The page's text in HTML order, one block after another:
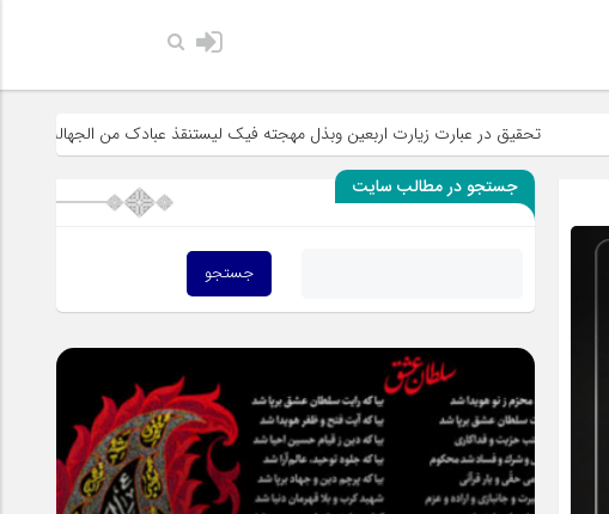
زیارت اربعین وبذل مهجته فیک لیستنقذ عبادک من الجهاله خطبه «خط الموت» و
جستجو در مطالب سایت